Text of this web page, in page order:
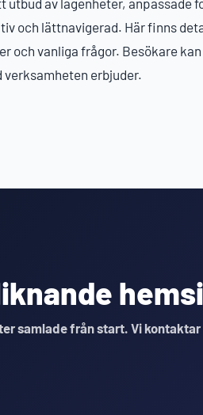
och lättnavigerad. Här finns
och vanliga frågor. Besökare
verksamheten erbjuder.
samlade från start. Vi